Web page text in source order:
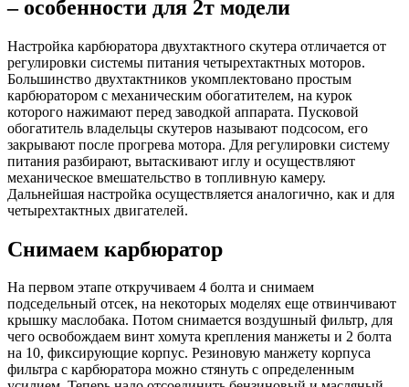
– особенности для 2т модели
Настройка карбюратора двухтактного скутера отличается от
регулировки системы питания четырехтактных моторов.
Большинство двухтактников укомплектовано простым
карбюратором с механическим обогатителем, на курок
которого нажимают перед заводкой аппарата. Пусковой
обогатитель владельцы скутеров называют подсосом, его
закрывают после прогрева мотора. Для регулировки систему
питания разбирают, вытаскивают иглу и осуществляют
механическое вмешательство в топливную камеру.
Дальнейшая настройка осуществляется аналогично, как и для
четырехтактных двигателей.
Снимаем карбюратор
На первом этапе откручиваем 4 болта и снимаем
подседельный отсек, на некоторых моделях еще отвинчивают
крышку маслобака. Потом снимается воздушный фильтр, для
чего освобождаем винт хомута крепления манжеты и 2 болта
на 10, фиксирующие корпус. Резиновую манжету корпуса
фильтра с карбюратора можно стянуть с определенным